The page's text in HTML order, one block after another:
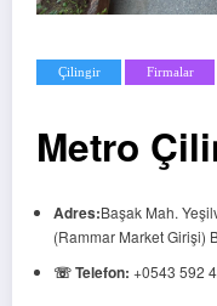
Çilingir Firmalar
Metro
Adres:Başak Mah.
(Rammar Market Girişi)
☏ Telefon: +0543 592